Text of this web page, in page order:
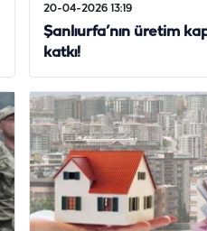
20-04-2026 13:19
Şanlıurfa’nın üretim
katkı!